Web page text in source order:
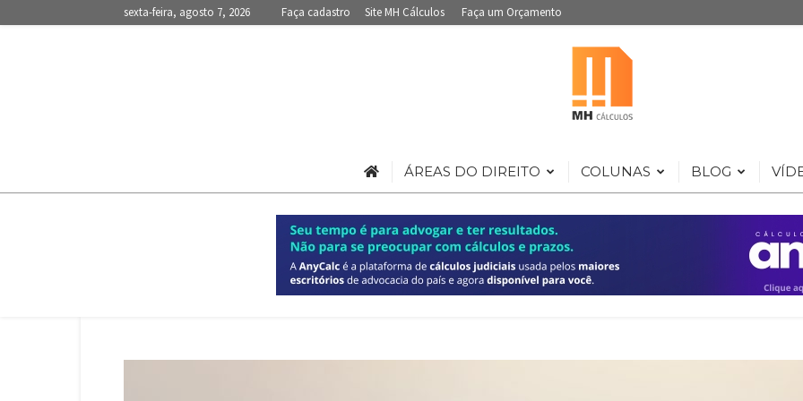
sexta-feira, agosto 7, 2026 Faça cadastro Site MH Cálculos Faça um Orçamento
ÁREAS DO DIREITO COLUNAS BLOG